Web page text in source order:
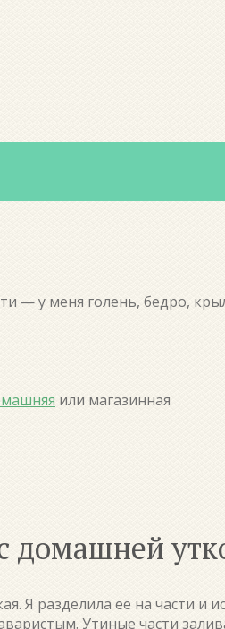
— у меня голень, бедро,
или магазинная
домашней
Я разделила её на части
Утиные части